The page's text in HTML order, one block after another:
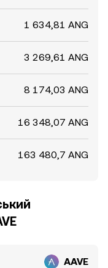
1 634,81 ANG
3 269,61 ANG
8 174,03 ANG
16 348,07 ANG
163 480,7 ANG
AAVE